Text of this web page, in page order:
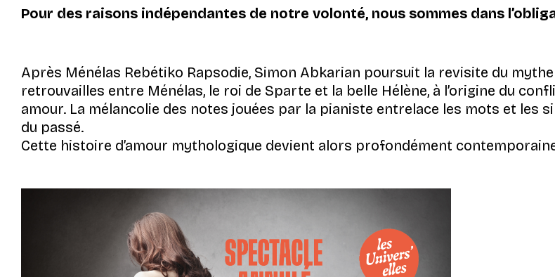
Pour des raisons indépendantes de notre volonté, nous sommes dans
Après Ménélas Rebétiko Rapsodie, Simon Abkarian poursuit la revisite du
retrouvailles entre Ménélas, le roi de Sparte et la belle Hélène, à l’origine du
amour. La mélancolie des notes jouées par la pianiste entrelace les mots et les
du passé.
Cette histoire d’amour mythologique devient alors profondément